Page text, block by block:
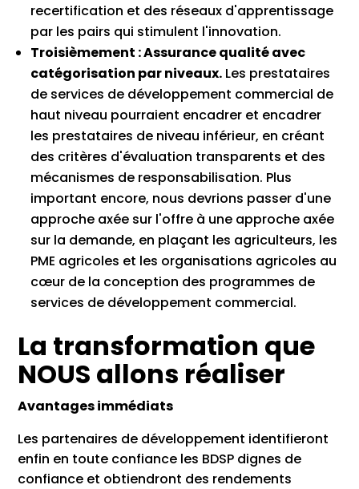
recertification et des réseaux d'apprentissage
par les pairs qui stimulent l'innovation.
Troisièmement : Assurance qualité avec
catégorisation par niveaux. Les prestataires
de services de développement commercial de
haut niveau pourraient encadrer et encadrer
les prestataires de niveau inférieur, en créant
des critères d'évaluation transparents et des
mécanismes de responsabilisation. Plus
important encore, nous devrions passer d'une
approche axée sur l'offre à une approche axée
sur la demande, en plaçant les agriculteurs, les
PME agricoles et les organisations agricoles au
cœur de la conception des programmes de
services de développement commercial.
La transformation que
NOUS allons réaliser
Avantages immédiats
Les partenaires de développement identifieront
enfin en toute confiance les BDSP dignes de
confiance et obtiendront des rendements